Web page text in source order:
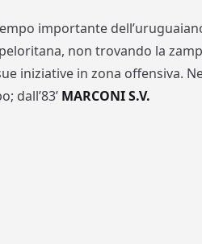
importante
non trovando la
iniziative in zona offensiva.
dall’83’ MARCONI S.V.